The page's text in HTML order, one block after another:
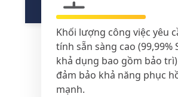
Khối lượng công việc yêu
tính sẵn sàng cao (99,99%
khả dụng bao gồm bảo
đảm bảo khả năng phục
mạnh.